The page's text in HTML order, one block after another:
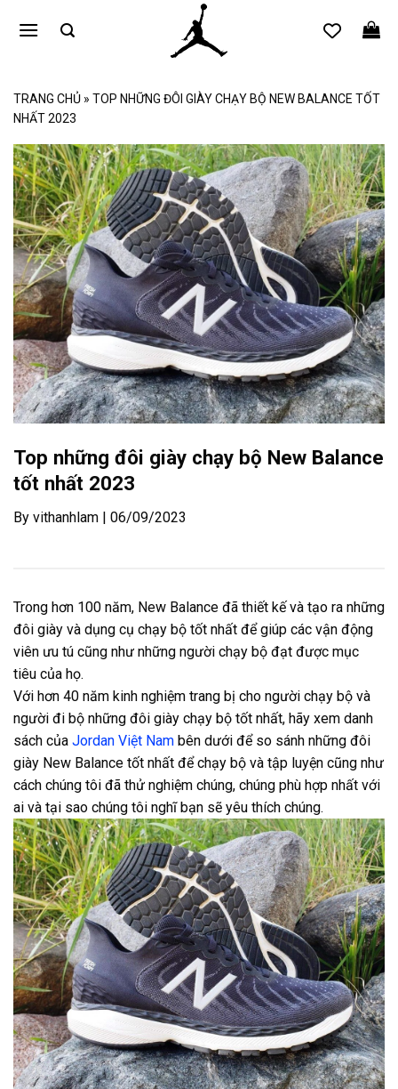
qua
TRANG CHỦ » TOP NHỮNG ĐÔI GIÀY CHẠY BỘ NEW BALANCE TỐT
NHẤT 2023
Top những đôi giày chạy bộ New Balance
tốt nhất 2023
By vithanhlam | 06/09/2023
Trong hơn 100 năm, New Balance đã thiết kế và tạo ra những
đôi giày và dụng cụ chạy bộ tốt nhất để giúp các vận động
viên ưu tú cũng như những người chạy bộ đạt được mục
tiêu của họ.
Với hơn 40 năm kinh nghiệm trang bị cho người chạy bộ và
người đi bộ những đôi giày chạy bộ tốt nhất, hãy xem danh
sách của Jordan Việt Nam bên dưới để so sánh những đôi
giày New Balance tốt nhất để chạy bộ và tập luyện cũng như
cách chúng tôi đã thử nghiệm chúng, chúng phù hợp nhất với
ai và tại sao chúng tôi nghĩ bạn sẽ yêu thích chúng.